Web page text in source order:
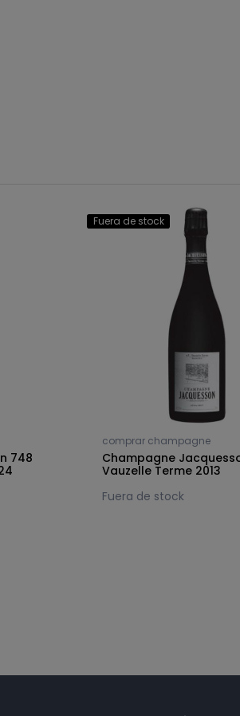
748
Fuera de stock
comprar champagne
Champagne
Vauzelle Terme 2013
Fuera de stock